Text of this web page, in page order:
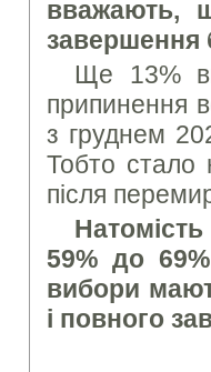
вважають,
завершення
Ще 13%
припинення
з груднем
Тобто стало
після
59% до
вибори
і повного